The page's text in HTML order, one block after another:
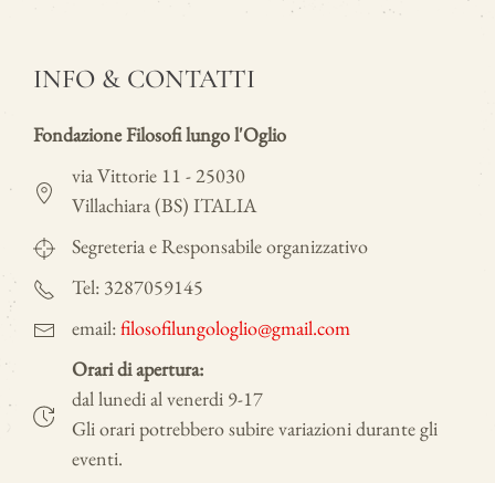
INFO & CONTATTI
Fondazione Filosofi lungo l'Oglio
via Vittorie 11 - 25030
Villachiara (BS) ITALIA
Segreteria e Responsabile organizzativo
Tel: 3287059145
email:filosofilungologlio@gmail.com
Orari di apertura:
dal lunedi al venerdi 9-17
Gli orari potrebbero subire variazioni durante gli
eventi.